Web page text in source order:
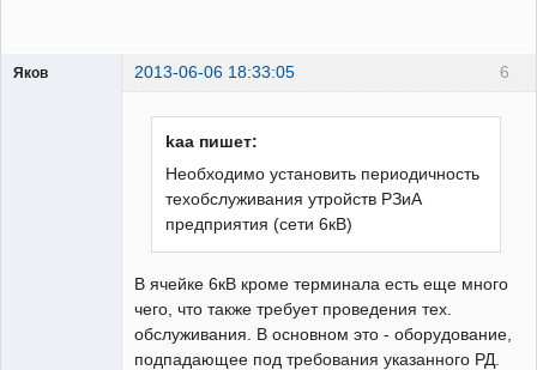
6
Яков 2013-06-06 18:33:05
kaa пишет:
Необходимо установить периодичность
техобслуживания утройств РЗиА
предприятия (сети 6кВ)
В ячейке 6кВ кроме терминала есть еще много
чего, что также требует проведения тех.
обслуживания. В основном это - оборудование,
подпадающее под требования указанного РД.